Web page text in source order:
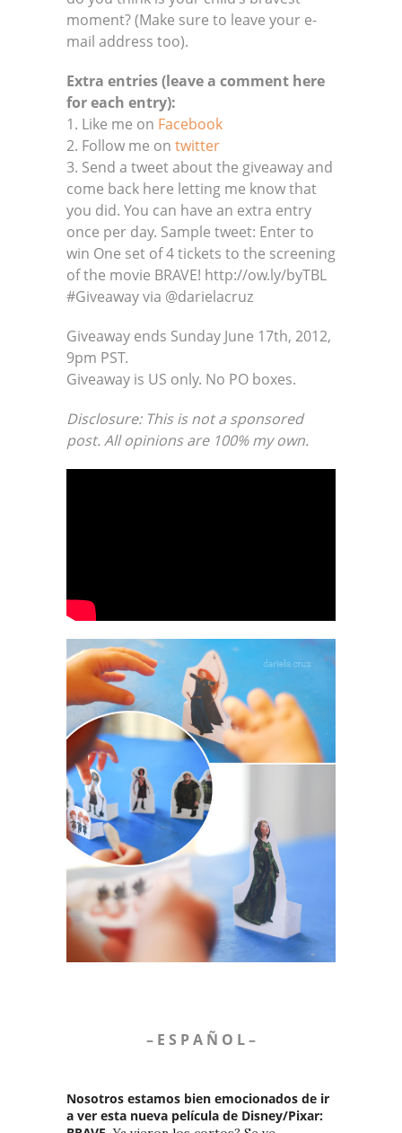
moment? (Make sure to leave your e-
mail address too).
Extra entries (leave a comment here
for each entry):
1. Like me on Facebook
2. Follow me on twitter
3. Send a tweet about the giveaway and
come back here letting me know that
you did. You can have an extra entry
once per day. Sample tweet: Enter to
win One set of 4 tickets to the screening
of the movie BRAVE! http://ow.ly/byTBL
#Giveaway via @darielacruz
Giveaway ends Sunday June 17th, 2012,
9pm PST.
Giveaway is US only. No PO boxes.
Disclosure: This is not a sponsored
post. All opinions are 100% my own.
– E S P A Ñ O L –
Nosotros estamos bien emocionados de ir
a ver esta nueva película de Disney/Pixar: